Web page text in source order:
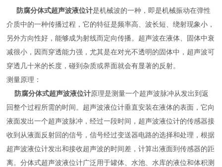
防腐分体式超声波液位计是机械波的一种，即是机械振动在弹性
介质中的一种传播过程，它的特征是频率高、波长短、绕射现象小，
另外方向性好，能够成为射线而定向传播。超声波在液体、固体中衰
减很小，因而穿透能力强，尤其是在对光不透明的固体中，超声波可
穿透几十米的长度，碰到杂质或界面就会有显著的反射。
测量原理：
防腐分体式超声波液位计原理是测量一个超声波脉冲从发出到返
回整个过程所需的时间。超声波液位计垂直安装在液体的表面，它向
液面发出一个超声波脉冲，经过一段时间，超声波液位计的传感器接
收到从液面反射回的信号，信号经过变送器电路的选择和处理，根据
超声波液位计发出和接收超声波的时间差，计算出液面到传感器的距
离。分体式超声波液位计广泛用于罐体、水池、水库的液位和体积测